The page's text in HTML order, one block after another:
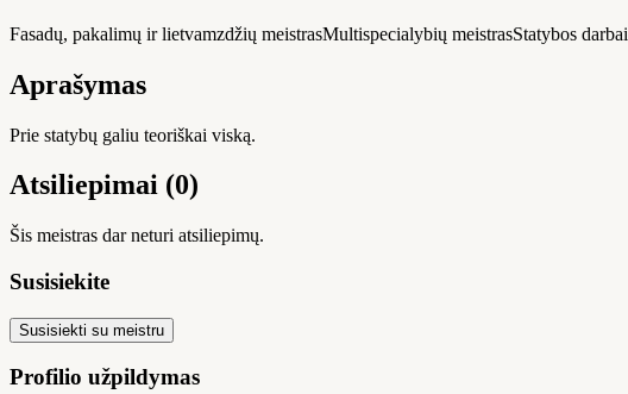
Fasadų, pakalimų ir lietvamzdžių meistrasMultispecialybių meistrasStatybos darbai
Aprašymas
Prie statybų galiu teoriškai viską.
Atsiliepimai (0)
Šis meistras dar neturi atsiliepimų.
Susisiekite
Susisiekti su meistru
Profilio užpildymas